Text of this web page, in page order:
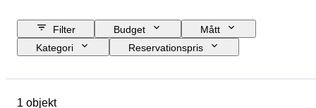
Filter Budget
Mått
Kategori
Reservationspris
Material
1 objekt